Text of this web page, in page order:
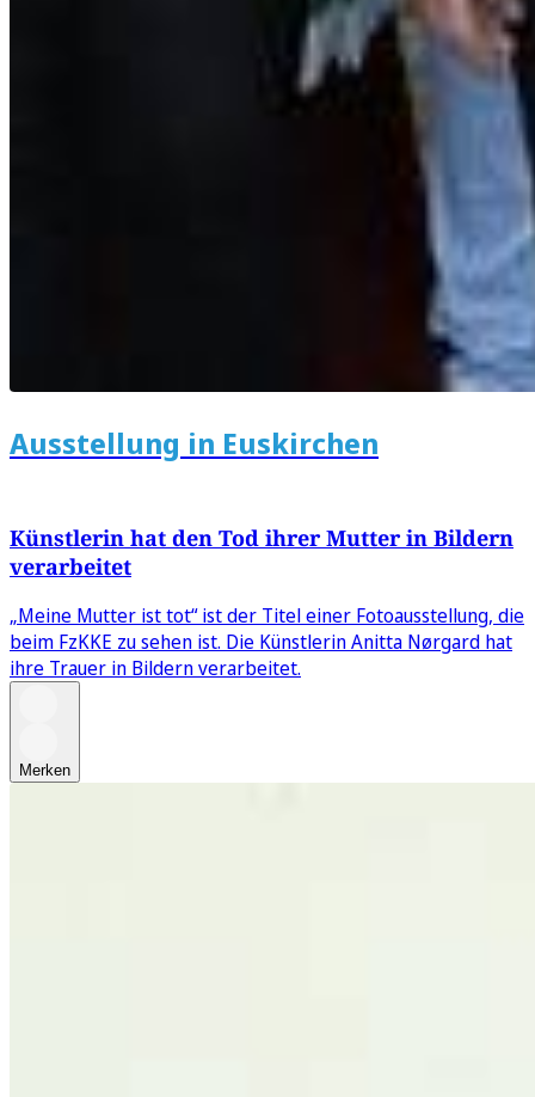
Ausstellung in Euskirchen
Künstlerin hat den Tod ihrer Mutter in Bildern
verarbeitet
„Meine Mutter ist tot“ ist der Titel einer Fotoausstellung, die
beim FzKKE zu sehen ist. Die Künstlerin Anitta Nørgard hat
ihre Trauer in Bildern verarbeitet.
Merken